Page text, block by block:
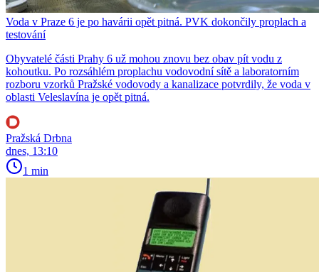
Voda v Praze 6 je po havárii opět pitná. PVK dokončily proplach a
testování
Obyvatelé části Prahy 6 už mohou znovu bez obav pít vodu z
kohoutku. Po rozsáhlém proplachu vodovodní sítě a laboratorním
rozboru vzorků Pražské vodovody a kanalizace potvrdily, že voda v
oblasti Veleslavína je opět pitná.
Pražská Drbna
dnes, 13:10
1 min